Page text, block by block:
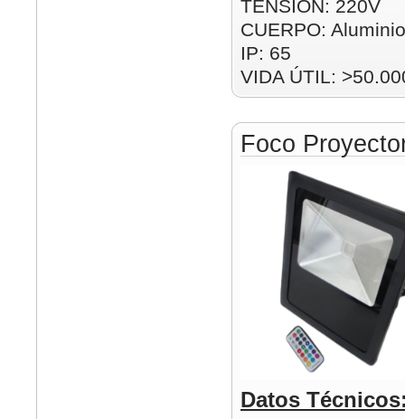
TENSIÓN: 220V
CUERPO: Aluminio
IP: 65
VIDA ÚTIL:
Foco
Datos